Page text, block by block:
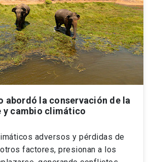
abordó la conservación de la
y cambio climático
adversos y pérdidas de
factores, presionan a los